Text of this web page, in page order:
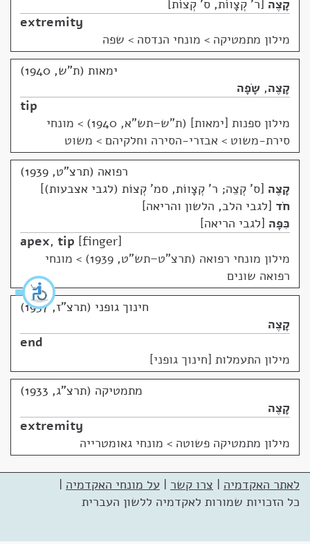
קָצֶה ר' קְצָווֹת, ס' קְצוֹת
extremity
מילון מתמטיקה > מונחי הנדסה > שפה
ימאות (ת"ש, 1940)
קָצֶה, שָׂפָה
tip
מילון ספנות [ימאות] (ת"ש–תש"א, 1940)
> מונחי
סירת-משוט > אבזרי-הסירה וחלקיהם > משוט
רפואה (תרצ"ט, 1939)
קָצֶה ס' קְצֵה; ר' קְצָווֹת, סמ' קְצוֹת (לגבי אצבעות)
חֹד לגבי הלב, הלשון והריאה
כִּפָּה לגבי הריאה
apex, tip finger
מילון מונחי רפואה (תרצ"ט–תש"ט, 1939)
> מונחי
רפואה שונים
חינוך גופני (תרצ"ז, 1937)
קָצֶה
end
מילון התעמלות [חינוך גופני]
מתמטיקה (תרצ"ג, 1933)
קָצֶה
extremity
מילון מתמטיקה פשוטה > מונחי גאומטרייה
לאתר האקדמיה | צרו קשר | על מונחי האקדמיה |
כל הזכויות שמורות לאקדמיה ללשון העברית